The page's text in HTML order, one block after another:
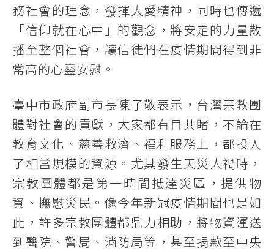
務社會的理念，發揮大愛精神，同時也傳遞
「信仰就在心中」的觀念，將安定的力量散
播至整個社會，讓信徒們在疫情期間得到非
常高的心靈安慰。
臺中市政府副市長陳子敬表示，台灣宗教團
體對社會的貢獻，大家都有目共睹，不論在
教育文化、慈善救濟、福利服務上，都投入
了相當規模的資源。尤其發生天災人禍時，
宗教團體都是第一時間抵達災區，提供物
資、撫慰災民。像今年新冠疫情期間也是如
此，許多宗教團體都鼎力相助，將物資運送
到醫院、警局、消防局等，甚至捐款至中央